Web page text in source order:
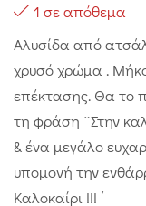
1 σε απόθεμα
Αλυσίδα από
χρυσό χρώμα .
επέκτασης. Θα το
τη φράση ¨Στην
& ένα μεγάλο
υπομονή την
Καλοκαίρι !!! ΄